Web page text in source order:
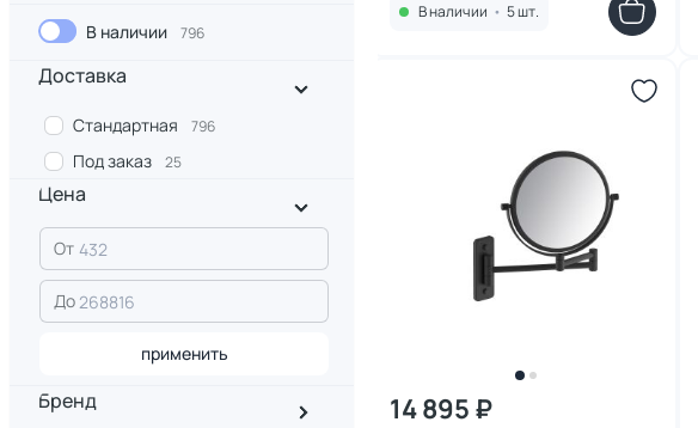
В наличии 796
Доставка
Стандартная 796
Под заказ 25
Цена
От
До
применить
Бренд
В наличии • 5 шт.
14 895 ₽